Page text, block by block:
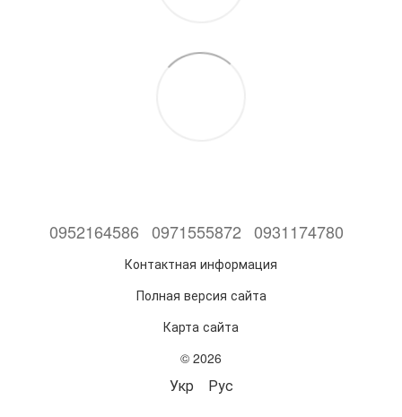
0952164586 0971555872 0931174780
Контактная информация
Полная версия сайта
Карта сайта
© 2026
Укр Рус